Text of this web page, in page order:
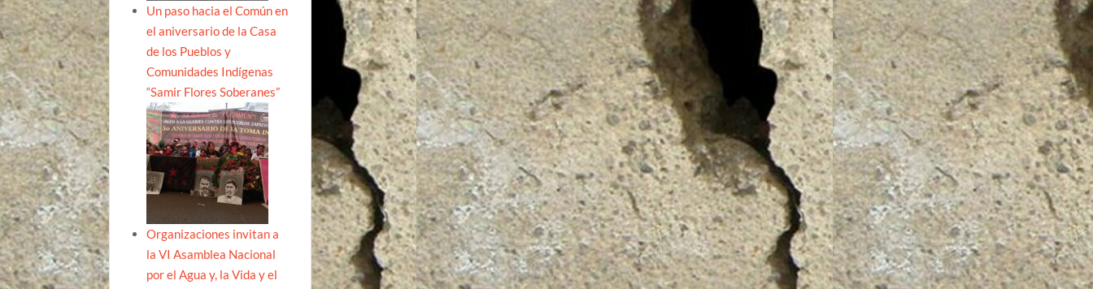
Un paso hacia el Común en
el aniversario de la Casa
de los Pueblos y
Comunidades Indígenas
“Samir Flores Soberanes”
Organizaciones invitan a
la VI Asamblea Nacional
por el Agua y, la Vida y el